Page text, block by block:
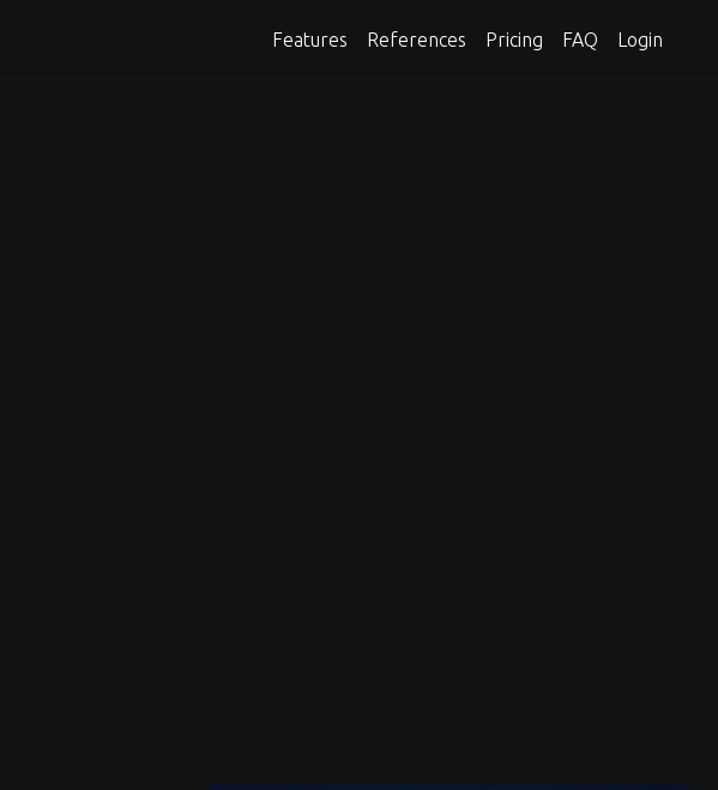
Features References Pricing FAQ Login